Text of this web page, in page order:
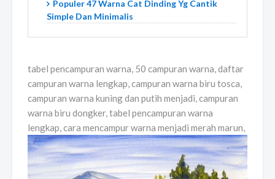
Populer 47 Warna Cat Dinding Yg Cantik
Simple Dan Minimalis
tabel pencampuran warna, 50 campuran warna, daftar
campuran warna lengkap, campuran warna biru tosca,
campuran warna kuning dan putih menjadi, campuran
warna biru dongker, tabel pencampuran warna
lengkap, cara mencampur warna menjadi merah marun,